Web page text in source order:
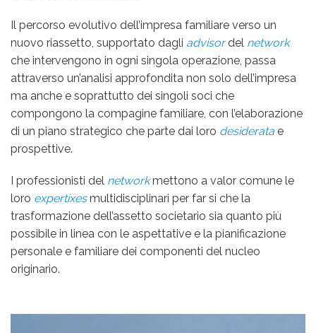
Il percorso evolutivo dell’impresa familiare verso un
nuovo riassetto, supportato dagli advisordel network
che intervengono in ogni singola operazione, passa
attraverso un’analisi approfondita non solo dell’impresa
ma anche e soprattutto dei singoli soci che
compongono la compagine familiare, con l’elaborazione
di un piano strategico che parte dai loro desiderata e
prospettive.
I professionisti del networkmettono a valor comune le
loro expertixesmultidisciplinari per far si che la
trasformazione dell’assetto societario sia quanto più
possibile in linea con le aspettative e la pianificazione
personale e familiare dei componenti del nucleo
originario.